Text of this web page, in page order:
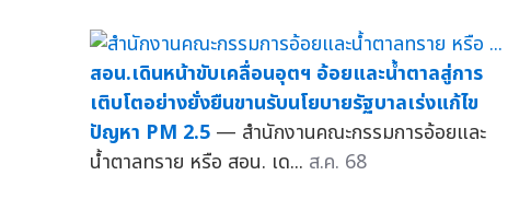
สอน.เดินหน้าขับเคลื่อนอุตฯ อ้อยและน้ำตาลสู่การ
เติบโตอย่างยั่งยืนขานรับนโยบายรัฐบาลเร่งแก้ไข
ปัญหา PM 2.5 — สำนักงานคณะกรรมการอ้อยและ
น้ำตาลทราย หรือ สอน. เด... ส.ค. 68